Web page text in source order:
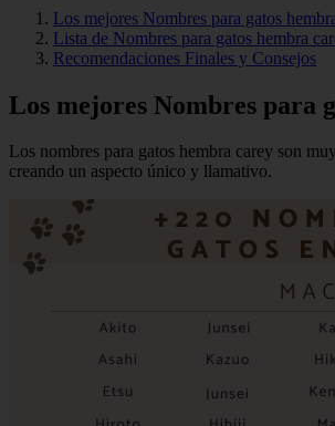
Los mejores Nombres para gatos
Lista de Nombres para gatos hembra
Recomendaciones Finales y Consejos
Los mejores Nombres para
Los nombres para gatos hembra carey son
creando un aspecto único y llamativo.